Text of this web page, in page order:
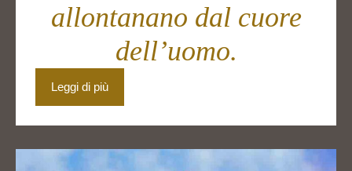
allontanano dal cuore
dell’uomo.
Leggi di più